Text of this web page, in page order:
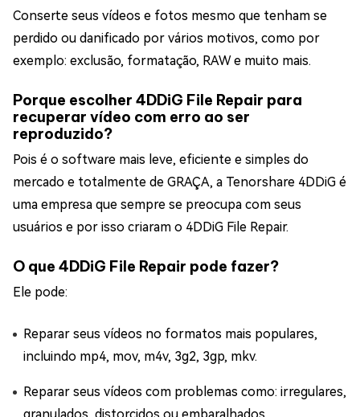
Conserte seus vídeos e fotos mesmo que tenham se
perdido ou danificado por vários motivos, como por
exemplo: exclusão, formatação, RAW e muito mais.
Porque escolher 4DDiG File Repair para
recuperar vídeo com erro ao ser
reproduzido?
Pois é o software mais leve, eficiente e simples do
mercado e totalmente de GRAÇA, a Tenorshare 4DDiG é
uma empresa que sempre se preocupa com seus
usuários e por isso criaram o 4DDiG File Repair.
O que 4DDiG File Repair pode fazer?
Ele pode:
Reparar seus vídeos no formatos mais populares,
incluindo mp4, mov, m4v, 3g2, 3gp, mkv.
Reparar seus vídeos com problemas como: irregulares,